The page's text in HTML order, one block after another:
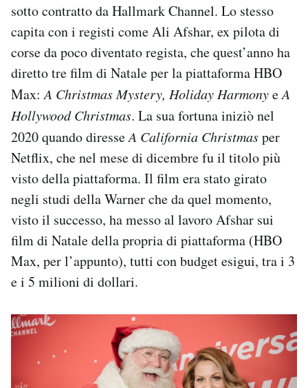
sotto contratto da Hallmark Channel. Lo stesso
capita con i registi come Ali Afshar, ex pilota di
corse da poco diventato regista, che quest’anno ha
diretto tre film di Natale per la piattaforma HBO
Max:A Christmas Mystery, Holiday HarmonyeA
Hollywood Christmas. La sua fortuna iniziò nel
2020 quando diresseA California Christmasper
Netflix, che nel mese di dicembre fu il titolo più
visto della piattaforma. Il film era stato girato
negli studi della Warner che da quel momento,
visto il successo, ha messo al lavoro Afshar sui
film di Natale della propria di piattaforma (HBO
Max, per l’appunto), tutti con budget esigui, tra i 3
e i 5 milioni di dollari.